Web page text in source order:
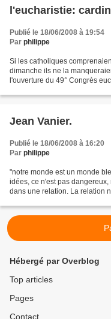
l'eucharistie:
Publié le 18/06/2008 à 19:54
Par philippe
Si les catholiques
dimanche ils ne la
l'ouverture du 49° Congrès
Jean Vanier.
Publié le 18/06/2008 à 16:20
Par philippe
"notre monde est un monde
idées, ce n'est pas
dans une relation. La relation
Hébergé par Overblog
Top articles
Pages
Contact